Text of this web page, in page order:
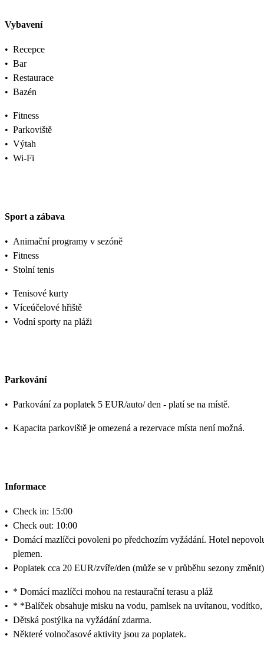
Vybavení
• Recepce
• Bar
• Restaurace
• Bazén
• Fitness
• Parkoviště
• Výtah
• Wi-Fi
Sport a zábava
• Animační programy v sezóně
• Fitness
• Stolní tenis
• Tenisové kurty
• Víceúčelové hřiště
• Vodní sporty na pláži
Parkování
• Parkování za poplatek 5 EUR/auto/ den - platí se na místě.
• Kapacita parkoviště je omezená a rezervace místa není možná.
Informace
• Check in: 15:00
• Check out: 10:00
• Domácí mazlíčci povoleni po předchozím vyžádání. Hotel
plemen.
• Poplatek cca 20 EUR/zvíře/den (může se v průběhu sezony změnit)
• * Domácí mazlíčci mohou na restaurační terasu a pláž
• * *Balíček obsahuje misku na vodu, pamlsek na uvítanou,
• Dětská postýlka na vyžádání zdarma.
• Některé volnočasové aktivity jsou za poplatek.